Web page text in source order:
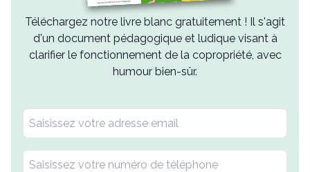
Téléchargez notre livre blanc gratuitement ! Il s'agit
d'un document pédagogique et ludique visant à
clarifier le fonctionnement de la copropriété, avec
humour bien-sûr.